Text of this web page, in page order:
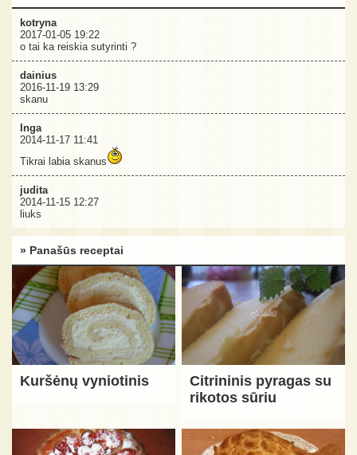
kotryna
2017-01-05 19:22
o tai ka reiskia sutyrinti ?
dainius
2016-11-19 13:29
skanu
Inga
2014-11-17 11:41
Tikrai labia skanus
judita
2014-11-15 12:27
liuks
» Panašūs receptai
Kuršėnų vyniotinis
Citrininis pyragas su
rikotos sūriu